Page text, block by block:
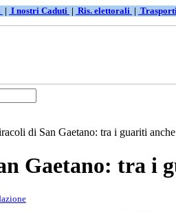
| I nostri Caduti | Ris. elettorali |
di San Gaetano: tra i guariti
Gaetano: tra i